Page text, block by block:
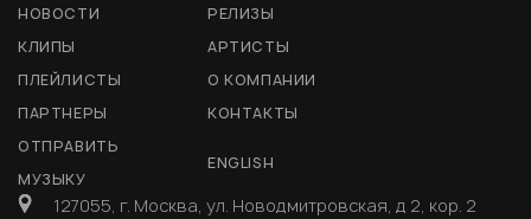
НОВОСТИ
РЕЛИЗЫ
КЛИПЫ
АРТИСТЫ
ПЛЕЙЛИСТЫ
О КОМПАНИИ
ПАРТНЕРЫ
КОНТАКТЫ
ОТПРАВИТЬ
МУЗЫКУ
ENGLISH
127055, г. Москва, ул. Новодмитровская, д 2, кор. 2